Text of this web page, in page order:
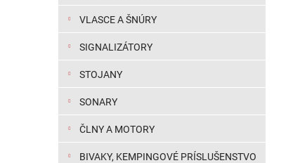
VLASCE A ŠNÚRY
SIGNALIZÁTORY
STOJANY
SONARY
ČLNY A MOTORY
BIVAKY, KEMPINGOVÉ PRÍSLUŠENSTVO